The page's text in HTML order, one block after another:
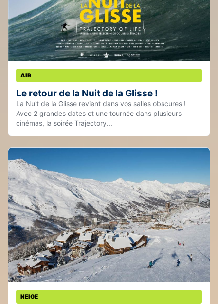
AIR
Le retour de la Nuit de la Glisse !
La Nuit de la Glisse revient dans vos salles obscures !
Avec 2 grandes dates et une tournée dans plusieurs
cinémas, la soirée Trajectory...
NEIGE